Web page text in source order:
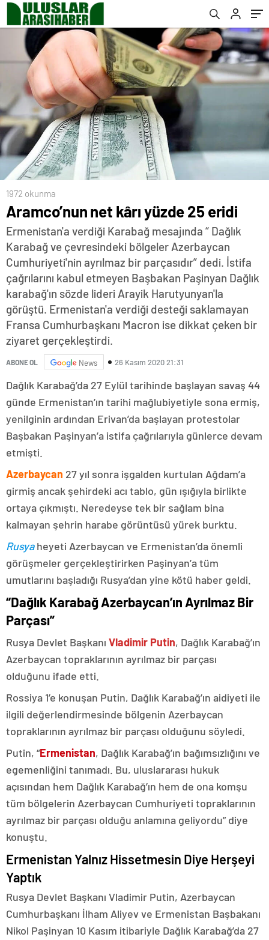
1972 okunma
Aramco’nun net kârı yüzde 25 eridi
Ermenistan'a verdiği Karabağ mesajında “ Dağlık
Karabağ ve çevresindeki bölgeler Azerbaycan
Cumhuriyeti'nin ayrılmaz bir parçasıdır” dedi. İstifa
çağrılarını kabul etmeyen Başbakan Paşinyan Dağlık
karabağ'ın sözde lideri Arayik Harutyunyan'la
görüştü. Ermenistan'a verdiği desteği saklamayan
Fransa Cumhurbaşkanı Macron ise dikkat çeken bir
ziyaret gerçekleştirdi.
ABONE OL News 26 Kasım 2020 21:31
Dağlık Karabağ’da 27 Eylül tarihinde başlayan savaş 44
günde Ermenistan’ın tarihi mağlubiyetiyle sona ermiş,
yenilginin ardından Erivan’da başlayan protestolar
Başbakan Paşinyan’a istifa çağrılarıyla günlerce devam
etmişti.
Azerbaycan 27 yıl sonra işgalden kurtulan Ağdam’a
girmiş ancak şehirdeki acı tablo, gün ışığıyla birlikte
ortaya çıkmıştı. Neredeyse tek bir sağlam bina
kalmayan şehrin harabe görüntüsü yürek burktu.
Rusyaheyeti Azerbaycan ve Ermenistan’da önemli
görüşmeler gerçekleştirirken Paşinyan’a tüm
umutlarını başladığı Rusya’dan yine kötü haber geldi.
“Dağlık Karabağ Azerbaycan’ın Ayrılmaz Bir
Parçası”
Rusya Devlet Başkanı Vladimir Putin, Dağlık Karabağ’ın
Azerbaycan topraklarının ayrılmaz bir parçası
olduğunu ifade etti.
Rossiya 1’e konuşan Putin, Dağlık Karabağ’ın aidiyeti ile
ilgili değerlendirmesinde bölgenin Azerbaycan
topraklarının ayrılmaz bir parçası olduğunu söyledi.
Putin, “Ermenistan, Dağlık Karabağ’ın bağımsızlığını ve
egemenliğini tanımadı. Bu, uluslararası hukuk
açısından hem Dağlık Karabağ’ın hem de ona komşu
tüm bölgelerin Azerbaycan Cumhuriyeti topraklarının
ayrılmaz bir parçası olduğu anlamına geliyordu” diye
konuştu.
Ermenistan Yalnız Hissetmesin Diye Herşeyi
Yaptık
Rusya Devlet Başkanı Vladimir Putin, Azerbaycan
Cumhurbaşkanı İlham Aliyev ve Ermenistan Başbakanı
Nikol Paşinyan 10 Kasım itibariyle Dağlık Karabağ’da 27